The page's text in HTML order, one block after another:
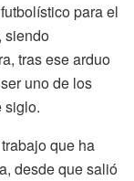
para el
siendo
tras ese arduo
uno de los
siglo.
que ha
desde que salió